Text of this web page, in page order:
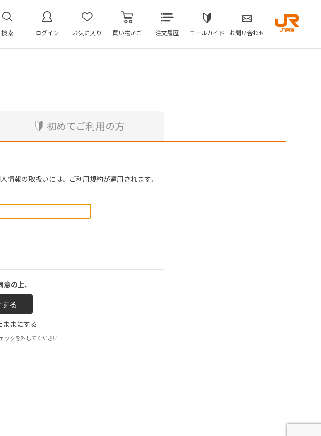
検索 ログイン お気に入り 買い物かご 注文履歴 モールガイド お問い合わせ
初めてご利用の方
情報の取扱いには、 ご利用規約が適用されます。
意の上、
ままにする
ックを外してください